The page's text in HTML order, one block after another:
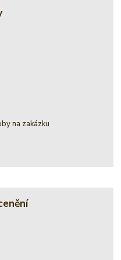
na zakázku